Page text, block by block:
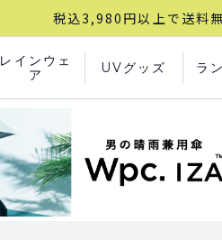
税込3,980円以上で送料無
レインウェ
ア
UVグッズ ラ